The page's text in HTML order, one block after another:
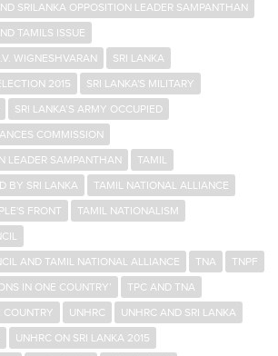
SRILANKA OPPOSITION LEADER SAMPANTHAN
TAMILS ISSUE
WIGNESHVARAN
SRI LANKA
2015
SRI LANKA'S MILITARY
SRI LANKA’S ARMY OCCUPIED
COMMISSION
LEADER SAMPANTHAN
TAMIL
BY SRI LANKA
TAMIL NATIONAL ALLIANCE
FRONT
TAMIL NATIONALISM
AND TAMIL NATIONAL ALLIANCE
TNA
TNPF
IN ONE COUNTRY’
TPC AND TNA
COUNTRY
UNHRC
UNHRC AND SRI LANKA
UNHRC ON SRI LANKA 2015